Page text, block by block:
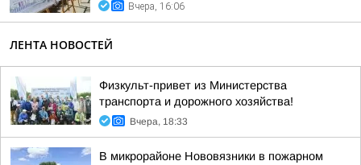
Вчера, 16:06
ЛЕНТА НОВОСТЕЙ
Физкульт-привет из Министерства
транспорта и дорожного хозяйства!
Вчера, 18:33
В микрорайоне Нововязники в пожарном